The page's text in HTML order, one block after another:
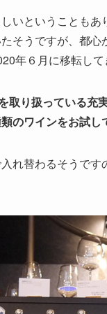
いということも
そうですが、都
年６月に移転して
取り扱っている
のワインをお試し
れ替わるそうで